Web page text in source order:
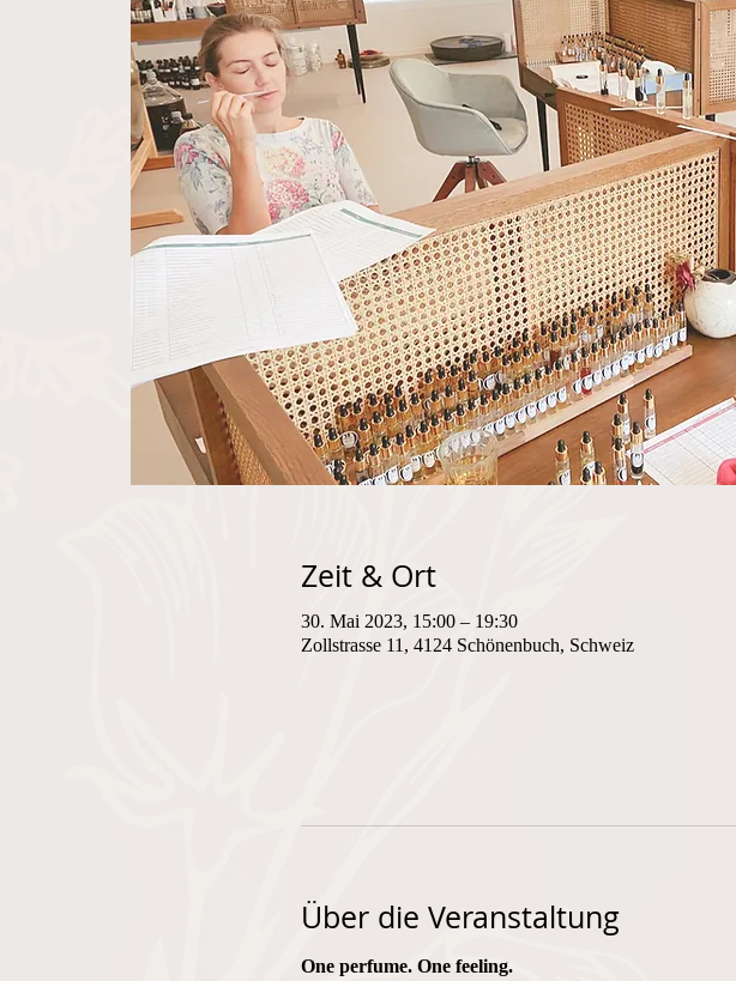
Zeit & Ort
30. Mai 2023, 15:00 – 19:30
Zollstrasse 11, 4124 Schönenbuch, Schweiz
Über die Veranstaltung
One perfume. One feeling.